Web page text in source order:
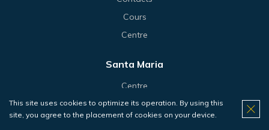
Cours
Centre
Santa Maria
Centre
Cours
This site uses cookies to optimize its operation. By using this
site, you agree to the placement of cookies on your device.